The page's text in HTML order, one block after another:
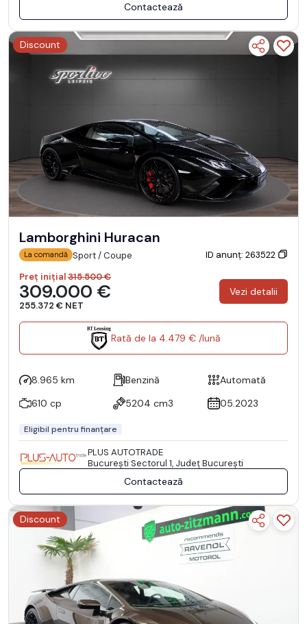
Contactează
Discount
Lamborghini Huracan
La comandă Sport / Coupe
ID anunț: 263522
Preț inițial315.500 €
309.000 €
255.372 € NET
Vezi detalii
Rată de la 4.479 € /lună
8.965 km Benzină
Automată
610 cp
5204 cm3 05.2023
Eligibil pentru finanțare
PLUS AUTOTRADE
Bucureşti Sectorul 1, Județ București
Contactează
Discount